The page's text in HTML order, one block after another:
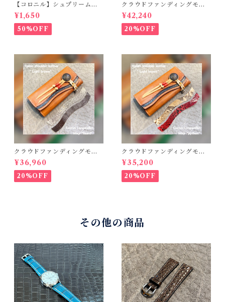
【コロニル】シュプリームク
リームDX バーガンディ
¥1,650
50%OFF
クラウドファンディングモデ
ル！Cactus・カクタス ロン
グウォレット（CWBL-03）
インレイ・クロコダイル × イ
タリアンショルダーレザー
¥42,240
20%OFF
クラウドファンディングモデ
ル！Cactus・カクタス ロン
グウォレット（CWBL-03）
インレイ・リザード × イタリ
アンショルダーレザー コン
¥36,960
20%OFF
クラウドファンディングモデ
ル！Cactus・カクタス ロン
グウォレット（CWBL-03）
インレイ・パイソン × イタリ
アンショルダーレザー コン
¥35,200
20%OFF
その他の商品